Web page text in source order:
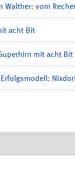
Walther: vom
acht Bit
mit acht Bit